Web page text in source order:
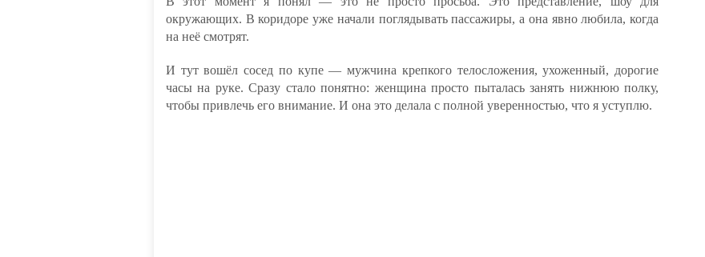
окружающих. В коридоре уже начали поглядывать пассажиры, а она явно любила, когда
на неё смотрят.
И тут вошёл сосед по купе — мужчина крепкого телосложения, ухоженный, дорогие
часы на руке. Сразу стало понятно: женщина просто пыталась занять нижнюю полку,
чтобы привлечь его внимание. И она это делала с полной уверенностью, что я уступлю.